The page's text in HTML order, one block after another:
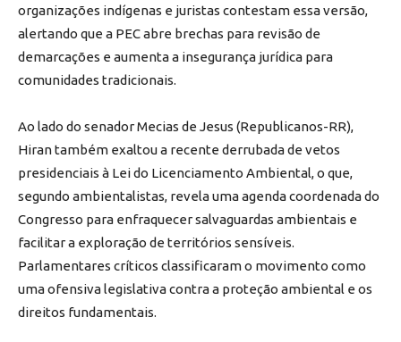
organizações indígenas e juristas contestam essa versão,
alertando que a PEC abre brechas para revisão de
demarcações e aumenta a insegurança jurídica para
comunidades tradicionais.
Ao lado do senador Mecias de Jesus (Republicanos-RR),
Hiran também exaltou a recente derrubada de vetos
presidenciais à Lei do Licenciamento Ambiental, o que,
segundo ambientalistas, revela uma agenda coordenada do
Congresso para enfraquecer salvaguardas ambientais e
facilitar a exploração de territórios sensíveis.
Parlamentares críticos classificaram o movimento como
uma ofensiva legislativa contra a proteção ambiental e os
direitos fundamentais.